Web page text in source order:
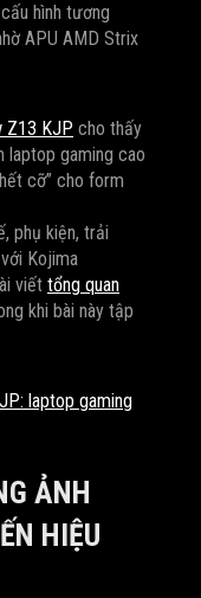
hình tương
APU AMD Strix
Z13 KJP cho thấy
laptop gaming cao
cỡ” cho form
phụ kiện, trải
Kojima
viết tổng quan
khi bài này tập
laptop gaming
ẢNH
HIỆU